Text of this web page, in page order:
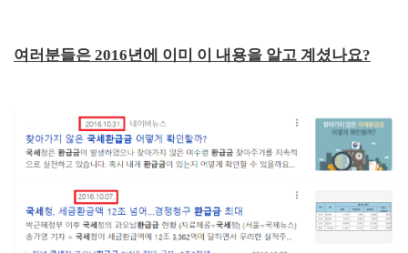
여러분들은 2016년에 이미 이 내용을 알고 계셨나요?